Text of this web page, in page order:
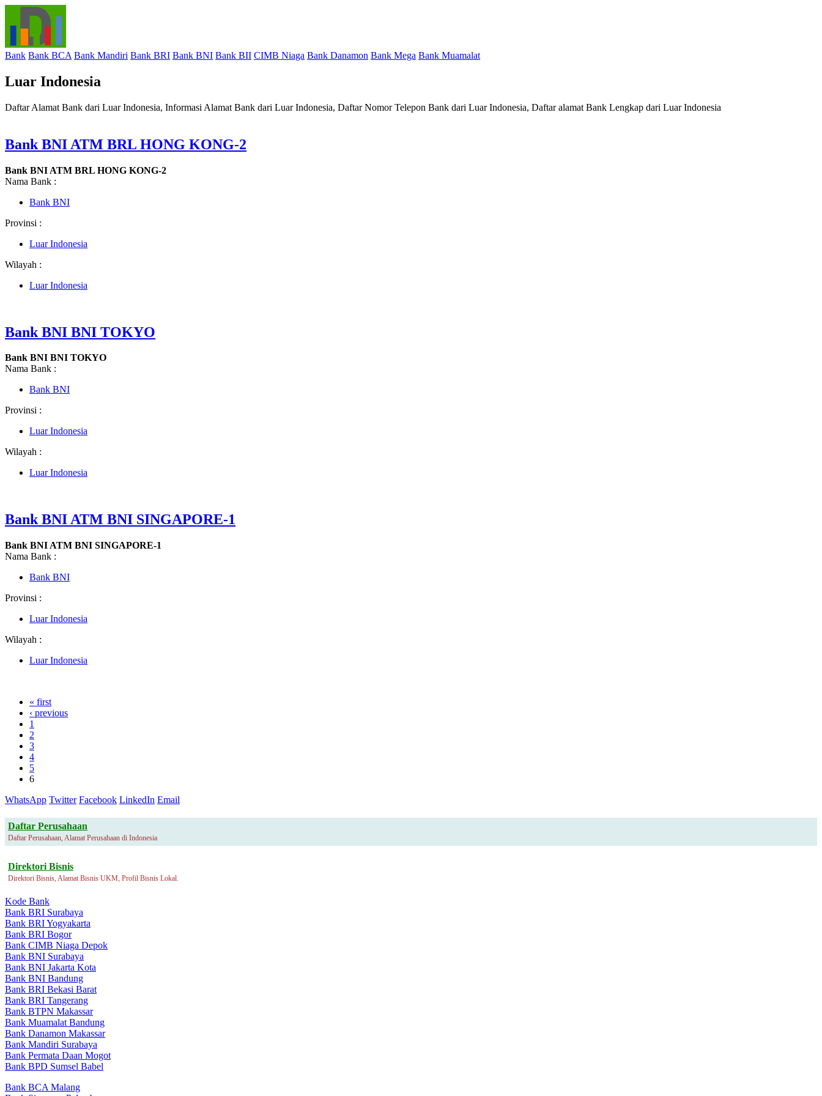
Bank Bank BCA Bank Mandiri Bank BRI Bank BNI Bank BII CIMB Niaga Bank Danamon Bank Mega Bank Muamalat
Luar Indonesia
Daftar Alamat Bank dari Luar Indonesia, Informasi Alamat Bank dari Luar Indonesia, Daftar Nomor Telepon Bank dari Luar Indonesia, Daftar alamat Bank Lengkap dari Luar Indonesia
Bank BNI ATM BRL HONG KONG-2
Bank BNI ATM BRL HONG KONG-2
Nama Bank :
Bank BNI
Provinsi :
Luar Indonesia
Wilayah :
Luar Indonesia
Bank BNI BNI TOKYO
Bank BNI BNI TOKYO
Nama Bank :
Bank BNI
Provinsi :
Luar Indonesia
Wilayah :
Luar Indonesia
Bank BNI ATM BNI SINGAPORE-1
Bank BNI ATM BNI SINGAPORE-1
Nama Bank :
Bank BNI
Provinsi :
Luar Indonesia
Wilayah :
Luar Indonesia
« first
‹ previous
1
2
3
4
5
6
WhatsApp Twitter Facebook LinkedIn Email
Daftar Perusahaan
Daftar Perusahaan, Alamat Perusahaan di Indonesia
Direktori Bisnis
Direktori Bisnis, Alamat Bisnis UKM, Profil Bisnis Lokal.
Kode Bank
Bank BRI Surabaya
Bank BRI Yogyakarta
Bank BRI Bogor
Bank CIMB Niaga Depok
Bank BNI Surabaya
Bank BNI Jakarta Kota
Bank BNI Bandung
Bank BRI Bekasi Barat
Bank BRI Tangerang
Bank BTPN Makassar
Bank Muamalat Bandung
Bank Danamon Makassar
Bank Mandiri Surabaya
Bank Permata Daan Mogot
Bank BPD Sumsel Babel
Bank BCA Malang